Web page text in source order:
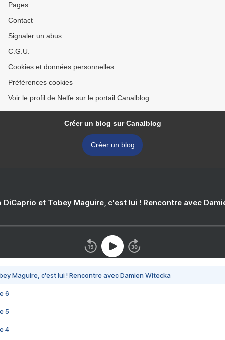
Pages
Contact
Signaler un abus
C.G.U.
Cookies et données personnelles
Préférences cookies
Voir le profil de Nelfe sur le portail Canalblog
Créer un blog sur Canalblog
Créer un blog
DiCaprio et Tobey Maguire, c'est lui ! Rencontre avec
Maguire, c'est lui ! Rencontre avec Damien Witecka
6
5
4